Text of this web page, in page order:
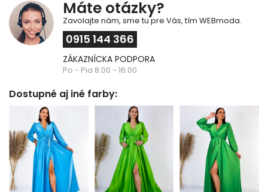
Máte otázky?
Zavolajte nám, sme tu pre Vás, tím WEBmoda.
0915 144 366
ZÁKAZNÍCKA PODPORA
Po - Pia 8:00 - 16:00
Dostupné aj iné farby: